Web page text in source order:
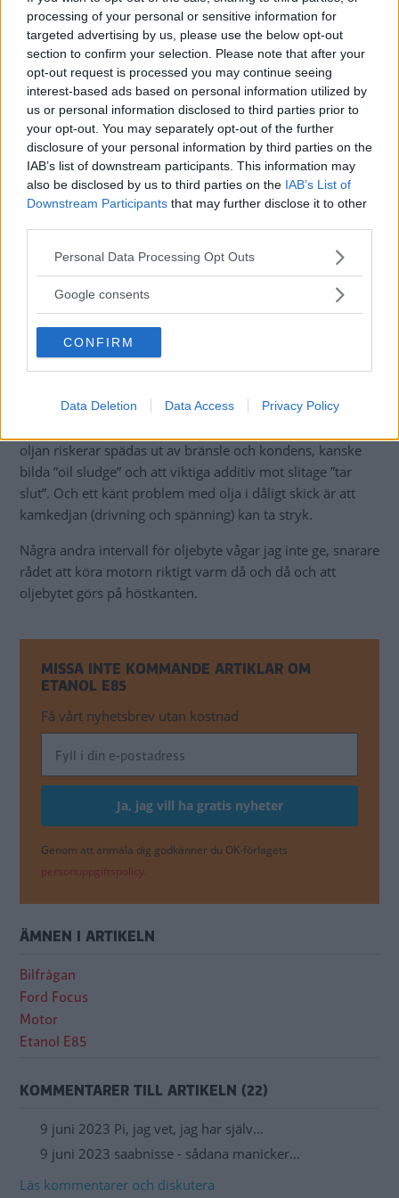
processing of your personal or sensitive information for
targeted advertising by us, please use the below opt-out
section to confirm your selection. Please note that after your
opt-out request is processed you may continue seeing
interest-based ads based on personal information utilized by
us or personal information disclosed to third parties prior to
your opt-out. You may separately opt-out of the further
disclosure of your personal information by third parties on the
IAB’s list of downstream participants. This information may
also be disclosed by us to third parties on the IAB’s List of
Downstream Participants that may further disclose it to other
Please note that this website/app uses one or more Google
not limited to your visit or usage behaviour. You may click to
use your data for below specified purposes in below Google
consent section.
Personal Data Processing Opt Outs
Google consents
CONFIRM
Data Deletion Data Access Privacy Policy
mest bensin 95. Under senaste åren har bilen körts cirka
150 mil per år. Bilen går mycket bra, ingen extra
oljefyllning behövs vid ett intervall på 1 500 mil.
Min fråga är hur ofta bör oljebyte i motorn och oljefilter
göras med tanke på den korta körsträckan per år? Har
valet av drivmedel betydelse? Använder den bästa
syntetoljan från OKQ8.
Mats Emanuelsson
Tillverkaren kommer förstås att fortsätta hävda fastställt
intervall enligt serviceprogram.
dessutom korta körsträckor, med längre stillastående
oljan. Rätt specifikation enligt rekommendation borde
oljan riskerar spädas ut av bränsle och kondens, kanske
bilda ”oil sludge” och att viktiga additiv mot slitage ”tar
slut”. Och ett känt problem med olja i dåligt skick är att
kamkedjan (drivning och spänning) kan ta stryk.
Några andra intervall för oljebyte vågar jag inte ge, snarare
rådet att köra motorn riktigt varm då och då och att
oljebytet görs på höstkanten.
MISSA INTE KOMMANDE ARTIKLAR OM
ETANOL E85
Få vårt nyhetsbrev utan kostnad
Genom att anmäla dig godkänner du OK-förlagets
personuppgiftspolicy.
ÄMNEN I ARTIKELN
Bilfrågan
Ford Focus
Motor
Etanol E85
KOMMENTARER TILL ARTIKELN (22)
9 juni 2023 Pi, jag vet, jag har själv…
9 juni 2023 saabnisse - sådana manicker…
Läs kommentarer och diskutera